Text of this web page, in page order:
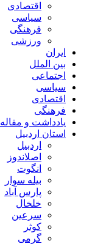
اقتصادی
سیاسی
فرهنگی
ورزشی
ایران
بین الملل
اجتماعی
سیاسی
اقتصادی
فرهنگی
یادداشت و مقاله
استان اردبیل
اردبیل
اصلاندوز
انگوت
بیله سوار
پارس آباد
خلخال
سرعین
کوثر
گرمی